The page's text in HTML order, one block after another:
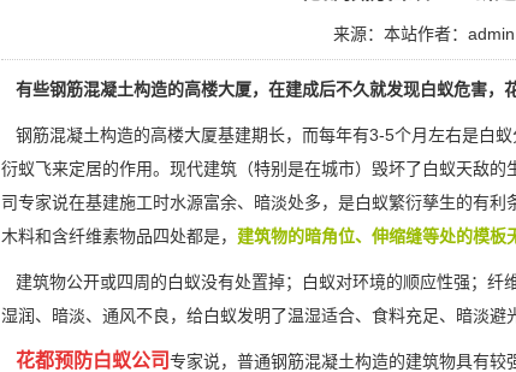
来源：本站作者：admin
有些钢筋混凝土构造的高楼大厦，在建成后不久就发现白蚁危害，
钢筋混凝土构造的高楼大厦基建期长，而每年有3-5个月左右是白
衍蚁飞来定居的作用。现代建筑 （特别是在城市）毁坏了白蚁天敌
司专家说在基建施工时水源富余、暗淡处多，是白蚁繁衍孳生的有利
木料和含纤维素物品四处都是，建筑物的暗角位、伸缩缝等处的模
建筑物公开或四周的白蚁没有处置掉；白蚁对环境的顺应性强；纤
湿润、暗淡、通风不良，给白蚁发明了温湿适合、食料充足、暗淡避
花都预防白蚁公司专家说，普通钢筋混凝土构造的建筑物具有